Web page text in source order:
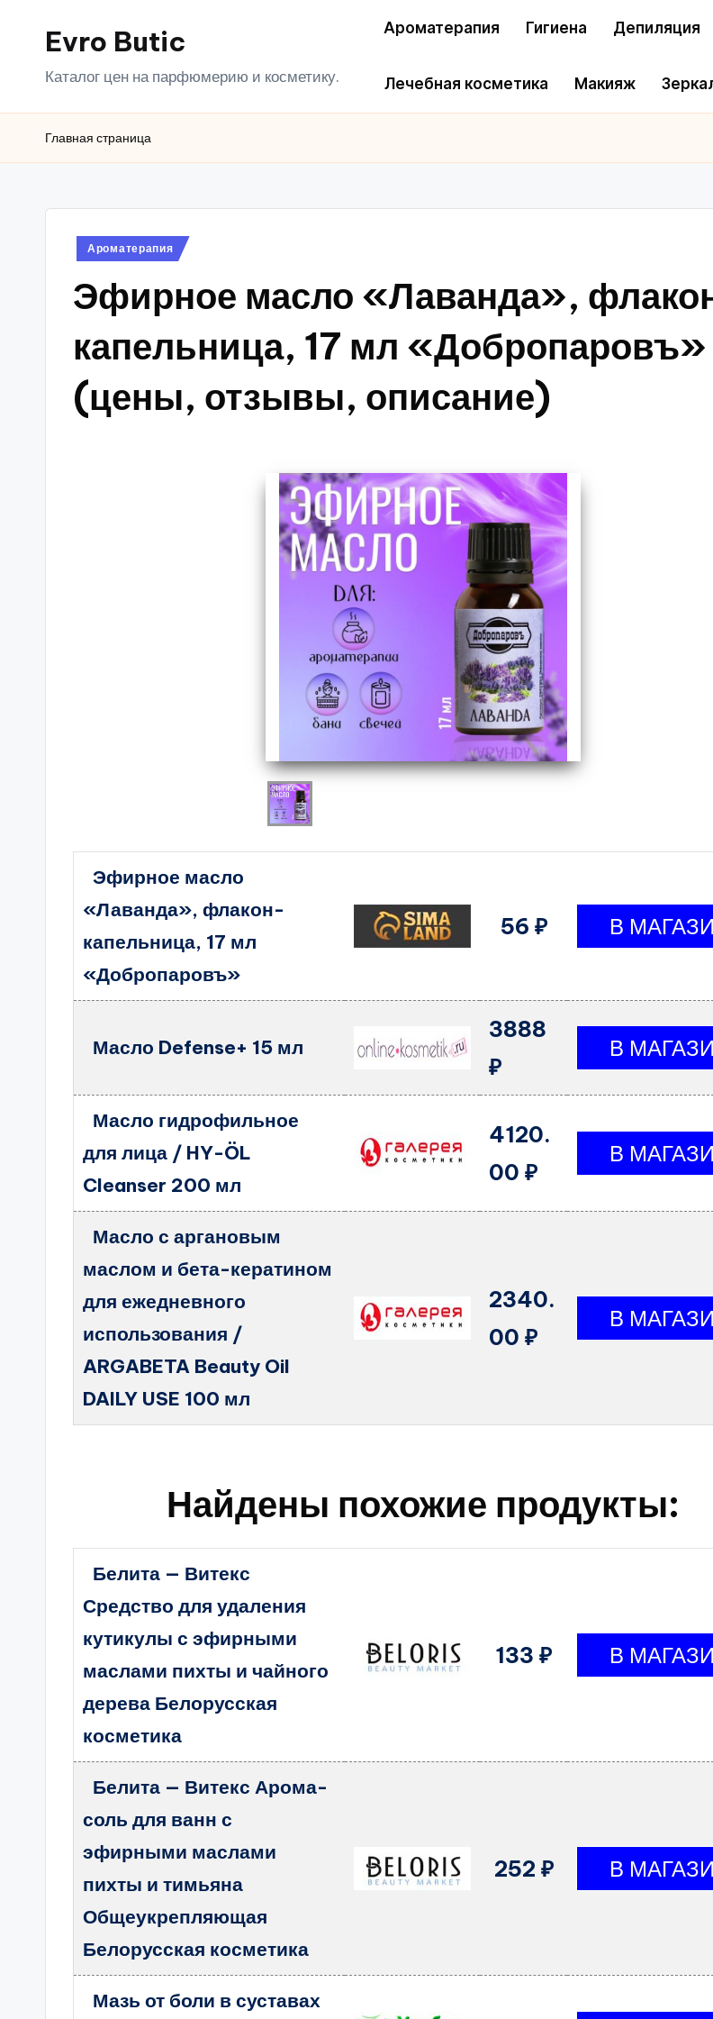
ПерейтиEvro Butic
Каталог цен на парфюмерию и косметику.
Ароматерапия Гигиена Депиляция
Лечебная косметика Макияж
Главная страница
Опубликовано
Ароматерапия
Эфирное масло «Лаванда»,
капельница, 17 мл «Добропаровъ»
(цены, отзывы, описание)
Эфирное масло
«Лаванда», флакон-
капельница, 17 мл
«Добропаровъ»
56 ₽
Масло Defense+ 15 мл
3888
₽
Масло гидрофильное
для лица / HY-ÖL
Cleanser 200 мл
4120.
00 ₽
Масло с аргановым
маслом и бета-кератином
для ежедневного
использования /
ARGABETA Beauty Oil
DAILY USE 100 мл
2340.
00 ₽
Найдены похожие продукты:
Белита — Витекс
Средство для удаления
кутикулы с эфирными
маслами пихты и чайного
дерева Белорусская
косметика
133 ₽
Белита — Витекс Арома-
соль для ванн с
эфирными маслами
пихты и тимьяна
Общеукрепляющая
Белорусская косметика
252 ₽
Мазь от боли в суставах